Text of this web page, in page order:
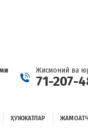
Жисмоний ва
71-207-
ҲУЖЖАТЛАР